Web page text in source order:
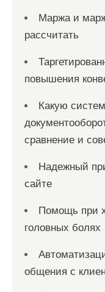
Маржа и
рассчитать
повышения
Какую
сравнение и
Надежный
сайте
Помощь при
головных болях
общения с